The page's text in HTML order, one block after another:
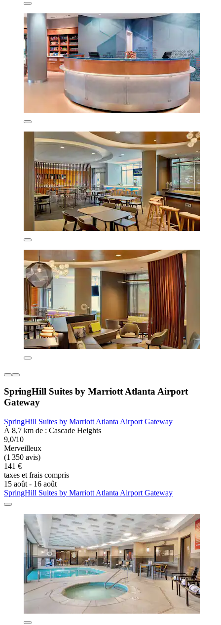
SpringHill Suites by Marriott Atlanta Airport
Gateway
SpringHill Suites by Marriott Atlanta Airport Gateway
À 8,7 km de : Cascade Heights
9,0/10
Merveilleux
(1 350 avis)
141 €
taxes et frais compris
15 août - 16 août
SpringHill Suites by Marriott Atlanta Airport Gateway